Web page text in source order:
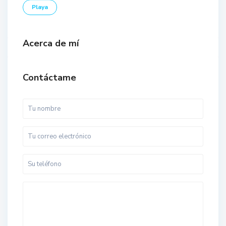
Playa
Acerca de mí
Contáctame